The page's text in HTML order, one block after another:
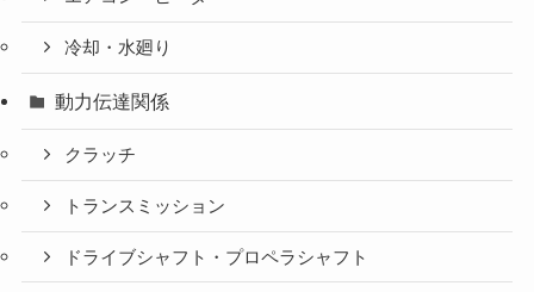
冷却・水廻り
動力伝達関係
クラッチ
トランスミッション
ドライブシャフト・プロペラシャフト